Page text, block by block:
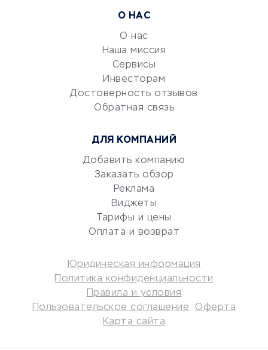
документооборот
Юридические компании
Аудиторские компании
Бухгалтерия онлайн
Потребительские кредиты
Кредитные карты
Дебетовые карты
Микрофинансовые
О НАС
О нас
Наша миссия
Сервисы
Инвесторам
Достоверность отзывов
Обратная связь
ДЛЯ КОМПАНИЙ
Добавить компанию
Заказать обзор
Реклама
Виджеты
Тарифы и цены
Оплата и возврат
Юридическая информация
Политика конфиденциальности
Правила и условия
Пользовательское соглашение
Оферта
Карта сайта